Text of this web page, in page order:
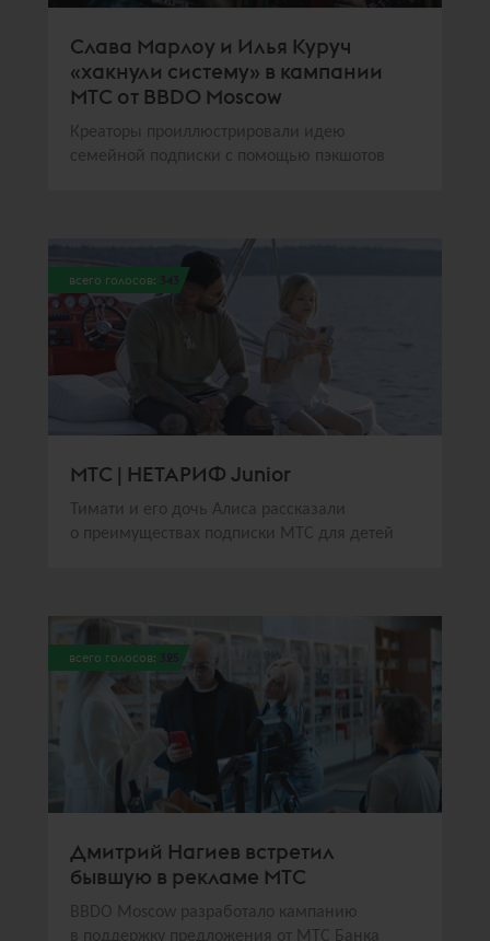
Слава Марлоу и Илья Куруч
«хакнули систему» в кампании
МТС от BBDO Moscow
Креаторы проиллюстрировали идею
семейной подписки с помощью пэкшотов
всего голосов: 343
МТС | НЕТАРИФ Junior
Тимати и его дочь Алиса рассказали
о преимуществах подписки МТС для детей
всего голосов: 325
Дмитрий Нагиев встретил
бывшую в рекламе МТС
BBDO Moscow разработало кампанию
в поддержку предложения от МТС Банка